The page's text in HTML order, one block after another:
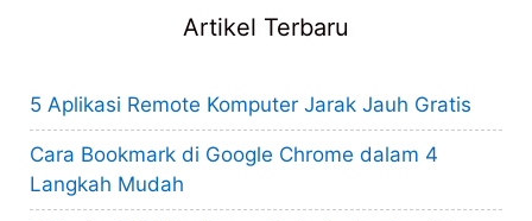
Artikel Terbaru
5 Aplikasi Remote Komputer Jarak Jauh Gratis
Cara Bookmark di Google Chrome dalam 4
Langkah Mudah